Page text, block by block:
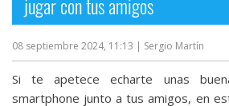
jugar con tus amigos
08 septiembre 2024, 11:13 | Sergio Martín
Si te apetece echarte unas
smartphone junto a tus amigos, en